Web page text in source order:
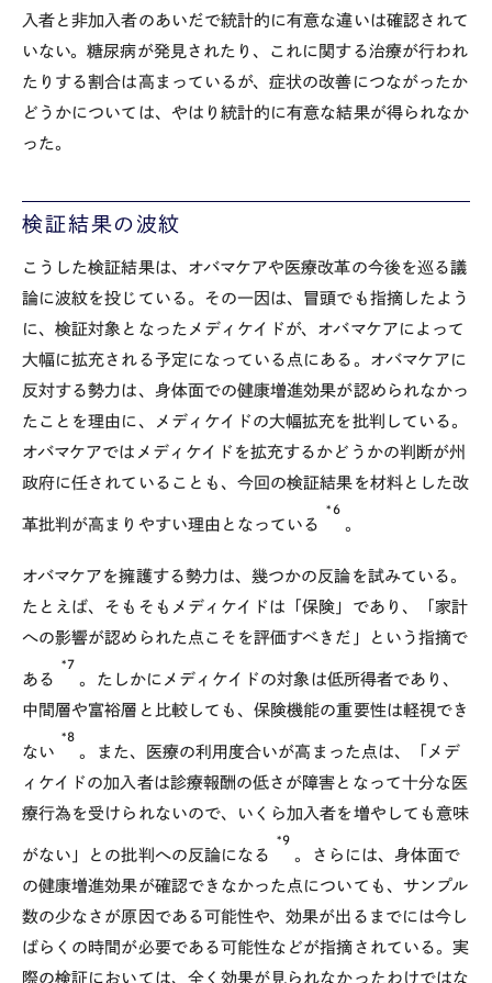
入者と非加入者のあいだで統計的に有意な違いは確認されて
いない。糖尿病が発見されたり、これに関する治療が行われ
たりする割合は高まっているが、症状の改善につながったか
どうかについては、やはり統計的に有意な結果が得られなか
った。
検証結果の波紋
こうした検証結果は、オバマケアや医療改革の今後を巡る議
論に波紋を投じている。その一因は、冒頭でも指摘したよう
に、検証対象となったメディケイドが、オバマケアによって
大幅に拡充される予定になっている点にある。オバマケアに
反対する勢力は、身体面での健康増進効果が認められなかっ
たことを理由に、メディケイドの大幅拡充を批判している。
オバマケアではメディケイドを拡充するかどうかの判断が州
政府に任されていることも、今回の検証結果を材料とした改
革批判が高まりやすい理由となっている
*6
。
オバマケアを擁護する勢力は、幾つかの反論を試みている。
たとえば、そもそもメディケイドは「保険」であり、「家計
への影響が認められた点こそを評価すべきだ」という指摘で
ある
*7
。たしかにメディケイドの対象は低所得者であり、
中間層や富裕層と比較しても、保険機能の重要性は軽視でき
ない
*8
。また、医療の利用度合いが高まった点は、「メデ
ィケイドの加入者は診療報酬の低さが障害となって十分な医
療行為を受けられないので、いくら加入者を増やしても意味
がない」との批判への反論になる
*9
。さらには、身体面で
の健康増進効果が確認できなかった点についても、サンプル
数の少なさが原因である可能性や、効果が出るまでには今し
ばらくの時間が必要である可能性などが指摘されている。実
際の検証においては、全く効果が見られなかったわけではな